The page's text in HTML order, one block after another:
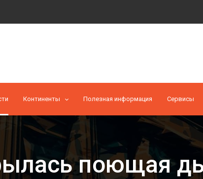
Континенты Полезная информация Cервисы
поющая